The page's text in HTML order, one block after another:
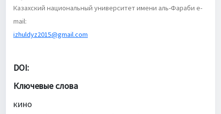
Казахский национальный университет имени аль-Фараби e-
mail:
izhuldyz2015@gmail.com
DOI:
Ключевые слова
кино